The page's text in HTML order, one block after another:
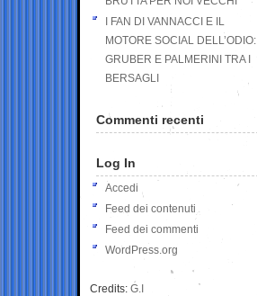
I FAN DI VANNACCI E IL
MOTORE SOCIAL DELL’ODIO:
GRUBER E PALMERINI TRA I
BERSAGLI
Commenti recenti
Log In
Accedi
Feed dei contenuti
Feed dei commenti
WordPress.org
Credits: G.I